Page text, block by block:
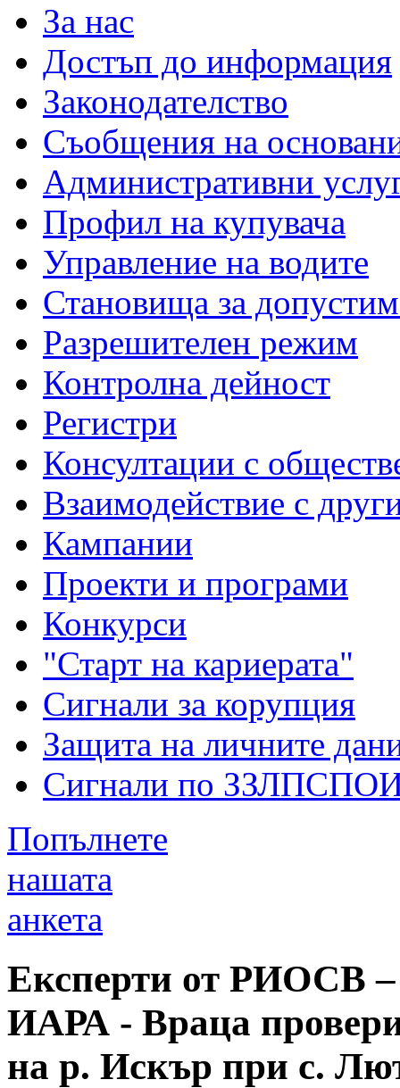
За нас
Достъп до информация
Законодателство
Съобщения на
Административни
Профил на купувача
Управление на водите
Становища за
Разрешителен режим
Контролна дейност
Регистри
Консултации с
Взаимодействие с
Кампании
Проекти и програми
Конкурси
"Старт на кариерата"
Сигнали за корупция
Защита на личните
Сигнали по
Попълнете
нашата
анкета
Експерти от РИОСВ
ИАРА - Враца
на р. Искър при с.